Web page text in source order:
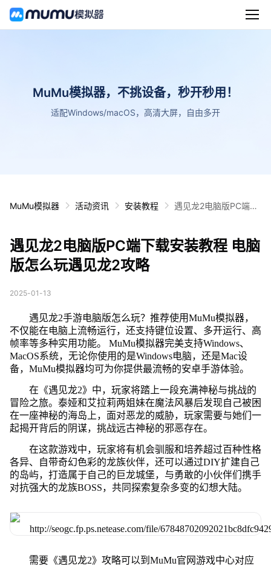
MuMu模拟器，不挑设备，秒开秒用！
适配Windows/macOS，高清大屏，自由多开
MuMu模拟器 活动资讯 安装教程
遇见龙2电脑版PC端下
遇见龙2电脑版PC端下载安装教程 电脑
版怎么玩遇见龙2攻略
2025-01-13
遇见龙2手游电脑版怎么玩？推荐使用MuMu模拟器，
不仅能在电脑上流畅运行，还支持键位设置、多开运行、高
帧率等多种实用功能。 MuMu模拟器完美支持Windows、
MacOS系统，无论你使用的是Windows电脑，还是Mac设
备，MuMu模拟器均可为你提供最流畅的安卓手游体验。
在《遇见龙2》中，玩家将踏上一段充满神秘与挑战的
冒险之旅。泰娅和艾拉莉两姐妹在魔法风暴后发现自己被困
在一座神秘的海岛上，面对恶龙的威胁，玩家需要与她们一
起揭开背后的阴谋，挑战远古神秘的邪恶存在。
在这款游戏中，玩家将有机会驯服和培养超过百种性格
各异、自带奇幻色彩的龙族伙伴，还可以通过DIY扩建自己
的岛屿，打造属于自己的巨龙城堡，与勇敢的小伙伴们携手
对抗强大的龙族BOSS，共同探索复杂多变的幻想大陆。
需要《遇见龙2》攻略可以到MuMu官网游戏中心对应